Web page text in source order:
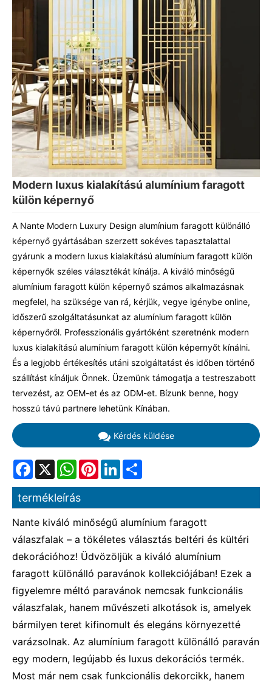
Modern luxus kialakítású alumínium faragott
külön képernyő
A Nante Modern Luxury Design alumínium faragott különálló
képernyő gyártásában szerzett sokéves tapasztalattal
gyárunk a modern luxus kialakítású alumínium faragott külön
képernyők széles választékát kínálja. A kiváló minőségű
alumínium faragott külön képernyő számos alkalmazásnak
megfelel, ha szüksége van rá, kérjük, vegye igénybe online,
időszerű szolgáltatásunkat az alumínium faragott külön
képernyőről. Professzionális gyártóként szeretnénk modern
luxus kialakítású alumínium faragott külön képernyőt kínálni.
És a legjobb értékesítés utáni szolgáltatást és időben történő
szállítást kínáljuk Önnek. Üzemünk támogatja a testreszabott
tervezést, az OEM-et és az ODM-et. Bízunk benne, hogy
hosszú távú partnere lehetünk Kínában.
Kérdés küldése
Facebook
X WhatsAppPinterestLinkedIn
termékleírás
Nante kiváló minőségű alumínium faragott
válaszfalak – a tökéletes választás beltéri és kültéri
dekorációhoz! Üdvözöljük a kiváló alumínium
faragott különálló paravánok kollekciójában! Ezek a
figyelemre méltó paravánok nemcsak funkcionális
válaszfalak, hanem művészeti alkotások is, amelyek
bármilyen teret kifinomult és elegáns környezetté
varázsolnak. Az alumínium faragott különálló paraván
egy modern, legújabb és luxus dekorációs termék.
Most már nem csak funkcionális dekorcikk, hanem